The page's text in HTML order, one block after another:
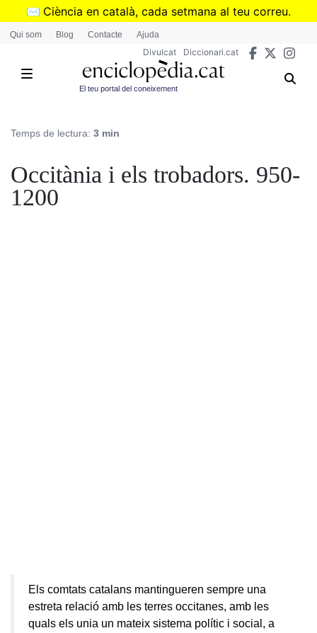
Vés
✉️ Ciència en català, cada setmana al teu correu.
➜Subscriu-te al butlletí de Divulcat
Qui som Blog Contacte Ajuda
Divulcat Diccionari.cat
El teu portal del coneixement
Temps de lectura: 3 min
Occitània i els trobadors. 950-
1200
Els comtats catalans mantingueren sempre una
estreta relació amb les terres occitanes, amb les
quals els unia un mateix sistema polític i social, a